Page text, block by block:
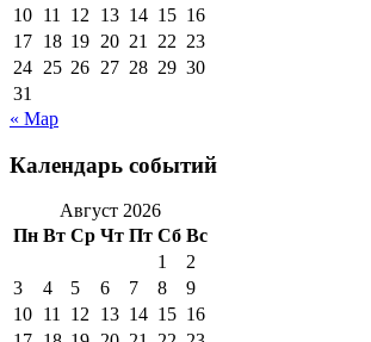
10 11 12 13 14 15 16
17 18 19 20 21 22 23
24 25 26 27 28 29 30
31
« Мар
Календарь событий
Август 2026
Пн Вт Ср Чт Пт Сб Вс
1
2
3
4 5 6 7 8
9
10 11 12 13 14 15 16